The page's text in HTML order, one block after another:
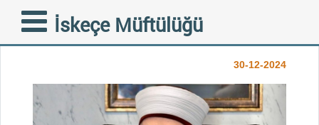
İskeçe Müftülüğü
ÜÇ AYLAR VE REGAİB
KANDİLİ
30-12-2024